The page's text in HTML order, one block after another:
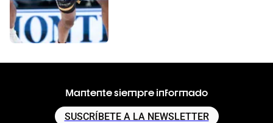
Mantente siempre informado
SUSCRÍBETE A LA NEWSLETTER